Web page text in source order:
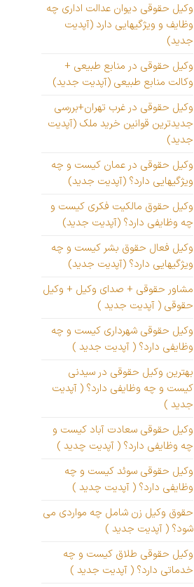
وکیل حقوقی دیوان عدالت اداری چه
وظایف و ویژگیهایی دارد (آپدیت
جدید)
وکیل حقوقی در منابع طبیعی +
وکالت منابع طبیعی (آپدیت جدید)
وکیل حقوقی در غرب تهران+بررسی
جدیدترین قوانین خرید ملک (آپدیت
جدید)
وکیل حقوقی در عمان کیست و چه
ویژگیهایی دارد؟ (آپدیت جدید)
وکیل حقوق مالکیت فکری کیست و
چه وظایفی دارد؟ (آپدیت جدید)
وکیل فعال حقوق بشر کیست و چه
ویژگیهایی دارد؟ (آپدیت جدید)
مشاور حقوقی + صدای وکیل + وکیل
حقوقی ( آپدیت جدید )
وکیل حقوقی شهرداری کیست و چه
وظایفی دارد؟ ( آپدیت جدید )
بهترین وکیل حقوقی در سیدنی
کیست و چه وظایفی دارد؟ ( آپدیت
جدید )
وکیل حقوقی سعادت آباد کیست و
چه وظایفی دارد؟ ( آپدیت چدید )
وکیل حقوقی سوئد کیست و چه
وظایفی دارد؟ ( آپدیت چدید )
حقوق وکیل زن شامل چه مواردی می
شود؟ ( آپدیت جدید )
وکیل حقوقی طلاق کیست و چه
خدماتی دارد؟ ( آپدیت جدید )